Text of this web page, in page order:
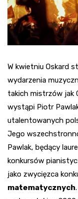
W kwietniu Oskard
wydarzenia
takich mistrzów jak
wystąpi Piotr
utalentowanych
Jego
Pawlak, będący
konkursów
jako zwycięzca
matematycznych